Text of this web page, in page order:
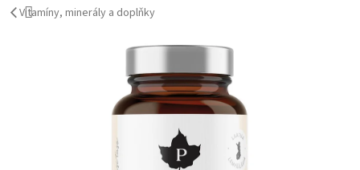
Vitamíny, minerály a doplňky